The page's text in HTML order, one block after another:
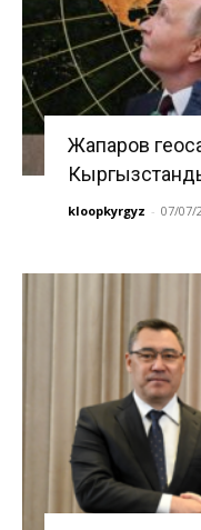
Жапаров
kloopkyrgyz - 07/07/